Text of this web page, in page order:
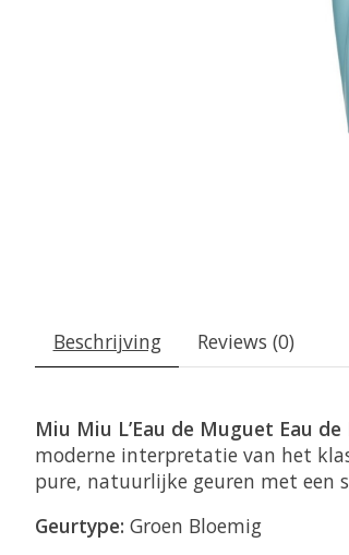
Beschrijving Reviews (0)
Miu Miu L’Eau de Muguet Eau
moderne interpretatie van het
pure, natuurlijke geuren met een
Geurtype: Groen Bloemig